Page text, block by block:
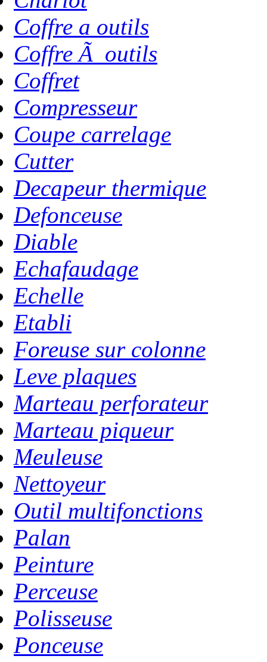
Coffre a outils
Coffre Ã outils
Coffret
Compresseur
Coupe carrelage
Cutter
Decapeur thermique
Defonceuse
Diable
Echafaudage
Echelle
Etabli
Foreuse sur colonne
Leve plaques
Marteau perforateur
Marteau piqueur
Meuleuse
Nettoyeur
Outil multifonctions
Palan
Peinture
Perceuse
Polisseuse
Ponceuse